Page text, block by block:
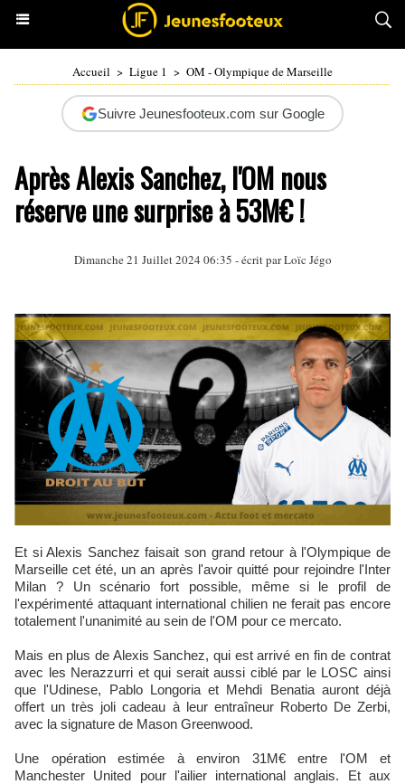
Accueil > Ligue 1 > OM - Olympique de Marseille
Suivre Jeunesfooteux.com sur Google
Après Alexis Sanchez, l'OM nous
réserve une surprise à 53M€ !
Dimanche 21 Juillet 2024 06:35 - écrit parLoïc Jégo
Et si Alexis Sanchez faisait son grand retour à l'Olympique de
Marseille cet été, un an après l'avoir quitté pour rejoindre l'Inter
Milan ? Un scénario fort possible, même si le profil de
l'expérimenté attaquant international chilien ne ferait pas encore
totalement l'unanimité au sein de l'OM pour ce mercato.
Mais en plus de Alexis Sanchez, qui est arrivé en fin de contrat
avec les Nerazzurri et qui serait aussi ciblé par le LOSC ainsi
que l'Udinese, Pablo Longoria et Mehdi Benatia auront déjà
offert un très joli cadeau à leur entraîneur Roberto De Zerbi,
avec la signature de Mason Greenwood.
Une opération estimée à environ 31M€ entre l'OM et
Manchester United pour l'ailier international anglais. Et aux